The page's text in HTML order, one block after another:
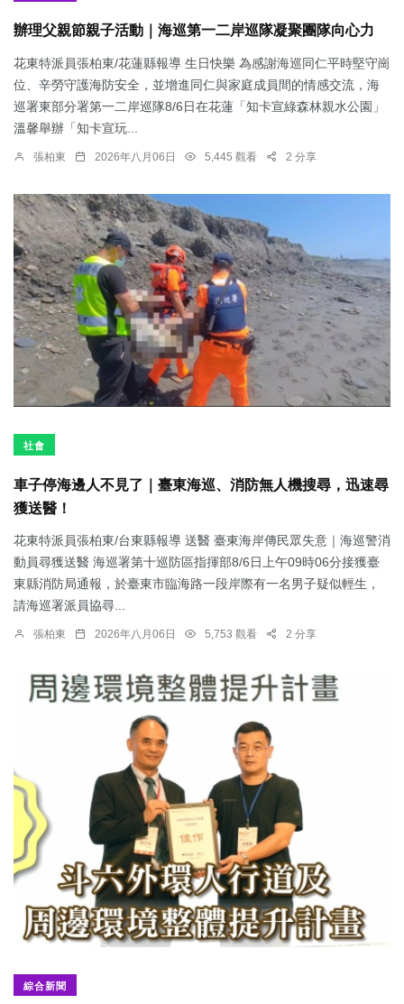
辦理父親節親子活動｜海巡第一二岸巡隊凝聚團隊向心力
花東特派員張柏東/花蓮縣報導 生日快樂 為感謝海巡同仁平時堅守崗
位、辛勞守護海防安全，並增進同仁與家庭成員間的情感交流，海
巡署東部分署第一二岸巡隊8/6日在花蓮「知卡宣綠森林親水公園」
溫馨舉辦「知卡宣玩...
張柏東 2026年八月06日 5,445 觀看 2 分享
社會
車子停海邊人不見了｜臺東海巡、消防無人機搜尋，迅速尋
獲送醫！
花東特派員張柏東/台東縣報導 送醫 臺東海岸傳民眾失意｜海巡警消
動員尋獲送醫 海巡署第十巡防區指揮部8/6日上午09時06分接獲臺
東縣消防局通報，於臺東市臨海路一段岸際有一名男子疑似輕生，
請海巡署派員協尋...
張柏東 2026年八月06日 5,753 觀看 2 分享
綜合新聞